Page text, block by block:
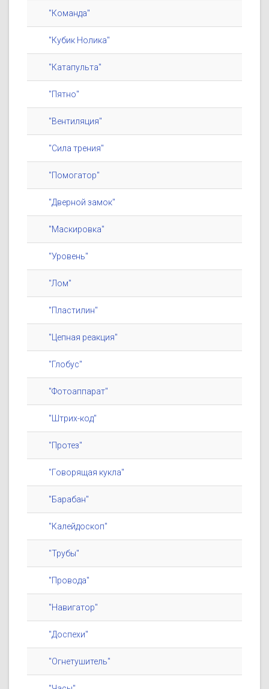
"Команда"
"Кубик Нолика"
"Катапульта"
"Пятно"
"Вентиляция"
"Сила трения"
"Помогатор"
"Дверной замок"
"Маскировка"
"Уровень"
"Лом"
"Пластилин"
"Цепная реакция"
"Глобус"
"Фотоаппарат"
"Штрих-код"
"Протез"
"Говорящая кукла"
"Барабан"
"Калейдоскоп"
"Трубы"
"Провода"
"Навигатор"
"Доспехи"
"Огнетушитель"